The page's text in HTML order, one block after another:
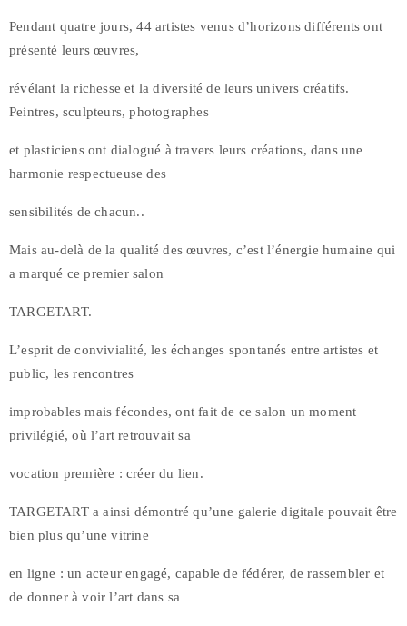
Pendant quatre jours, 44 artistes venus d’horizons différents ont
présenté leurs œuvres,
révélant la richesse et la diversité de leurs univers créatifs.
Peintres, sculpteurs, photographes
et plasticiens ont dialogué à travers leurs créations, dans une
harmonie respectueuse des
sensibilités de chacun..
Mais au-delà de la qualité des œuvres, c’est l’énergie humaine qui
a marqué ce premier salon
TARGETART.
L’esprit de convivialité, les échanges spontanés entre artistes et
public, les rencontres
improbables mais fécondes, ont fait de ce salon un moment
privilégié, où l’art retrouvait sa
vocation première : créer du lien.
TARGETART a ainsi démontré qu’une galerie digitale pouvait être
bien plus qu’une vitrine
en ligne : un acteur engagé, capable de fédérer, de rassembler et
de donner à voir l’art dans sa